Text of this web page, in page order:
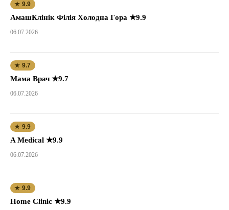
★ 9.9
АмашКлінік Філія Холодна Гора ★9.9
06.07.2026
★ 9.7
Мама Врач ★9.7
06.07.2026
★ 9.9
A Medical ★9.9
06.07.2026
★ 9.9
Home Clinic ★9.9